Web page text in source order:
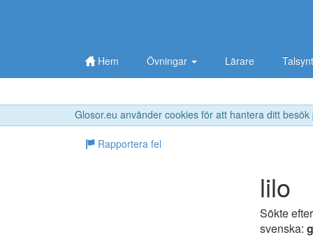
Glosor.eu använder cookies för att hantera ditt
Hem Övningar Lärare
Rapportera fel
lilo
Sökte efter
svenska: